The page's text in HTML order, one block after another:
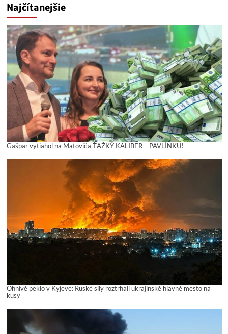
Najčítanejšie
Gašpar vytiahol na Matoviča ŤAŽKÝ KALIBER – PAVLÍNKU!
Ohnivé peklo v Kyjeve: Ruské sily roztrhali ukrajinské hlavné mesto na
kusy